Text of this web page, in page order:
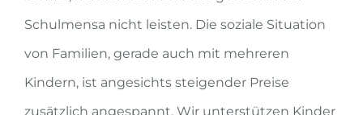
Schulmensa nicht leisten. Die soziale Situation
von Familien, gerade auch mit mehreren
Kindern, ist ange­sichts steigender Preise
zusätzlich an­gespannt. Wir unterstützen Kinder